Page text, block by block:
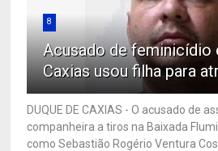
8
Acusado de feminicídio
Caxias usou filha para
DUQUE DE CAXIAS - O acusado de
companheira a tiros na Baixada
como Sebastião Rogério Ventura